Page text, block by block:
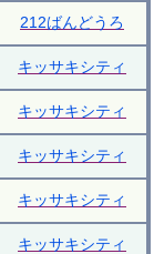
212ばんどうろ
キッサキシティ
キッサキシティ
キッサキシティ
キッサキシティ
キッサキシティ